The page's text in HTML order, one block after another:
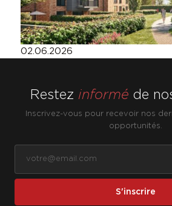
02.06.2026
Restez informé de
Inscrivez-vous pour recevoir nos
opportunités.
S'inscrire